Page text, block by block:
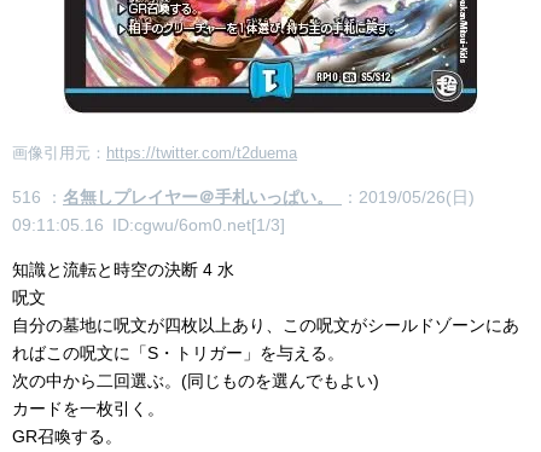
画像引用元： https://twitter.com/t2duema
516 ： 名無しプレイヤー＠手札いっぱい。
：2019/05/26(日)
09:11:05.16 ID:cgwu/6om0.net[1/3]
知識と流転と時空の決断 4 水
呪文
自分の墓地に呪文が四枚以上あり、この呪文がシールドゾーンにあ
ればこの呪文に「S・トリガー」を与える。
次の中から二回選ぶ。(同じものを選んでもよい)
カードを一枚引く。
GR召喚する。